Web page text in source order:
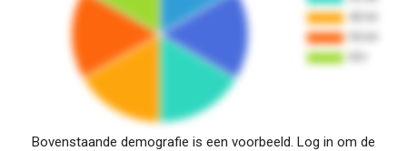
Bovenstaande demografie is een voorbeeld. Log in om de